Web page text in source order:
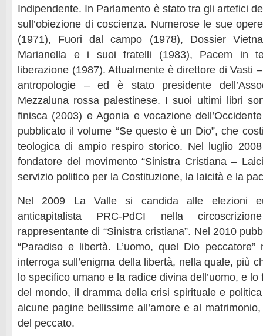
Indipendente. In Parlamento è stato tra gli artefici
sull’obiezione di coscienza. Numerose le sue
(1971), Fuori dal campo (1978), Dossier
Marianella e i suoi fratelli (1983), Pacem in
liberazione (1987). Attualmente è direttore di Vasti
antropologie – ed è stato presidente
Mezzaluna rossa palestinese. I suoi ultimi libri
finisca (2003) e Agonia e vocazione
pubblicato il volume “Se questo è un Dio”, che
teologica di ampio respiro storico. Nel luglio
fondatore del movimento “Sinistra Cristiana –
servizio politico per la Costituzione, la laicità e la
Nel 2009 La Valle si candida alle elezioni
anticapitalista PRC-PdCI nella
rappresentante di “Sinistra cristiana”. Nel 2010
“Paradiso e libertà. L’uomo, quel Dio
interroga sull’enigma della libertà, nella quale, più
lo specifico umano e la radice divina dell’uomo, e
del mondo, il dramma della crisi spirituale e
alcune pagine bellissime all’amore e al
del peccato.